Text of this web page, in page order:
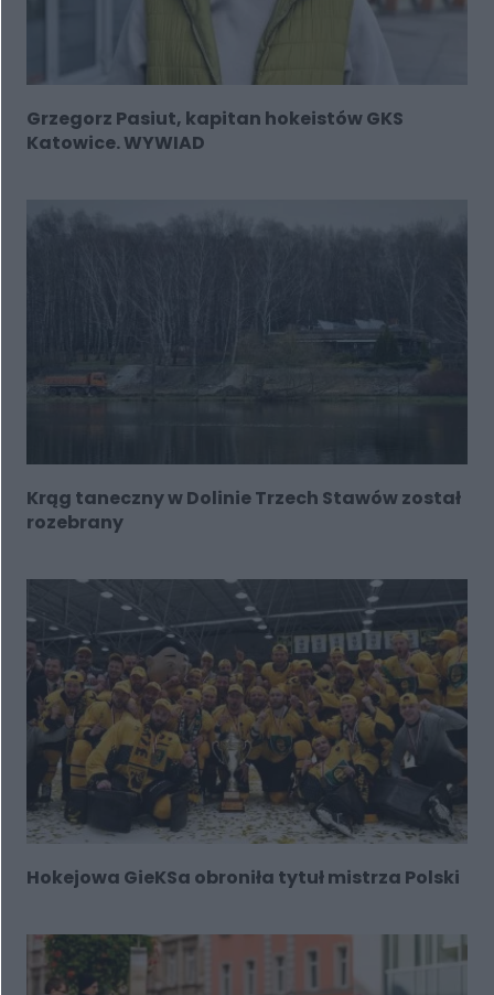
Grzegorz Pasiut, kapitan hokeistów GKS
Katowice. WYWIAD
Krąg taneczny w Dolinie Trzech Stawów został
rozebrany
Hokejowa GieKSa obroniła tytuł mistrza Polski